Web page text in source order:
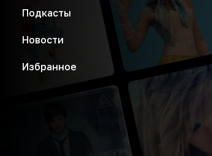
Подкасты
Новости
Избранное